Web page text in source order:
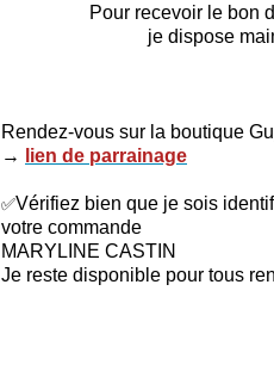
Pour recevoir le bon
je dispose
Rendez-vous sur la boutique
→
lien de parrainage
✅Vérifiez bien que je sois
votre commande
MARYLINE CASTIN
Je reste disponible pour tous